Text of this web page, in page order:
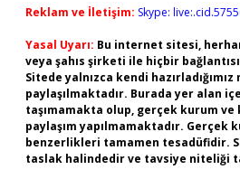
Reklam ve İletişim: Skype:
Yasal Uyarı: Bu internet sitesi,
veya şahıs şirketi ile hiçbir
Sitede yalnızca kendi
paylaşılmaktadır. Burada yer alan
taşımamakta olup, gerçek kurum ve
paylaşım yapılmamaktadır. Gerçek
benzerlikleri tamamen tesadüfidir.
taslak halindedir ve tavsiye niteliği